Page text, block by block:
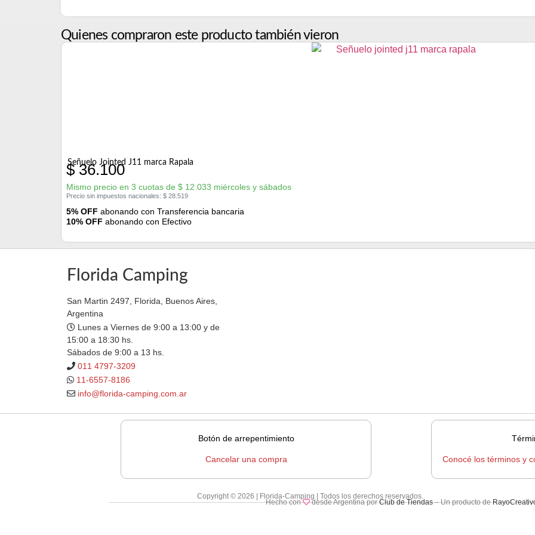
Quienes compraron este producto también vieron
Señuelo Jointed J11 marca Rapala
$36.100
Mismo precio en 3 cuotas de $ 12.033 miércoles y sábados
Precio sin impuestos nacionales: $ 28.519
5% OFF abonando con Transferencia bancaria
10% OFF abonando con Efectivo
Florida Camping
San Martin 2497, Florida, Buenos Aires,
Argentina
Lunes a Viernes de 9:00 a 13:00 y de
15:00 a 18:30 hs.
Sábados de 9:00 a 13 hs.
011 4797-3209
11-6557-8186
info@florida-camping.com.ar
Botón de arrepentimiento
Cancelar una compra Conocé los términos y
Copyright © 2026 | Florida-Camping | Todos los derechos reservados.
Hecho con desde Argentina porClub de Tiendas– Un producto de